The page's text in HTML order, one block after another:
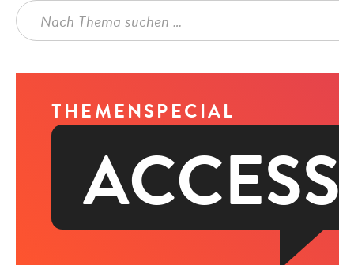
THEMENSPECIAL
ACCESS